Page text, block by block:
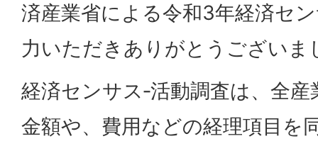
済産業省による令和3年経済セ
力いただきありがとうございま
経済センサス‐活動調査は、全
金額や、費用などの経理項目を